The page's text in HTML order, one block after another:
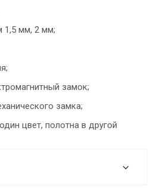
1,5 мм, 2 мм;
замок;
замка;
цвет, полотна в другой